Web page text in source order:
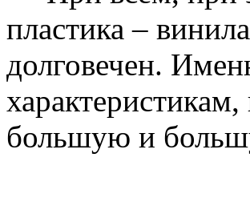
пластика –
долговечен.
большую и